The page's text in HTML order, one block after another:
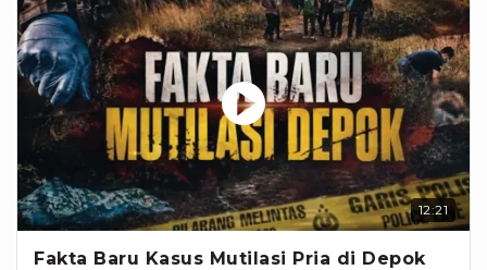
12:21
Fakta Baru Kasus Mutilasi Pria di Depok